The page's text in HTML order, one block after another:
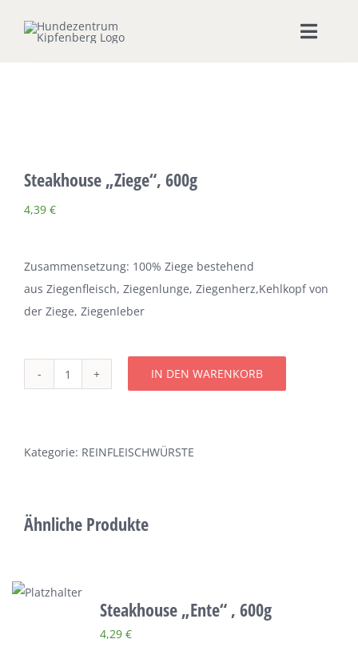
Inhalt
Toggle
Seminare & Workshops
Hundepension
Über uns
Öffnungszeiten
Steakhouse „Ziege“, 600g
4,39 €
Zusammensetzung: 100% Ziege bestehend
aus Ziegenfleisch, Ziegenlunge, Ziegenherz,Kehlkopf von
der Ziege, Ziegenleber
Steakhouse
Menge
IN DEN WARENKORB
Kategorie: REINFLEISCHWÜRSTE
Ähnliche Produkte
Steakhouse „Ente“ , 600g
4,29 €